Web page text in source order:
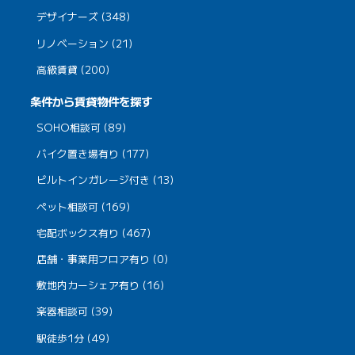
デザイナーズ (348)
リノベーション (21)
高級賃貸 (200)
条件から賃貸物件を探す
SOHO相談可 (89)
バイク置き場有り (177)
ビルトインガレージ付き (13)
ペット相談可 (169)
宅配ボックス有り (467)
店舗・事業用フロア有り (0)
敷地内カーシェア有り (16)
楽器相談可 (39)
駅徒歩1分 (49)